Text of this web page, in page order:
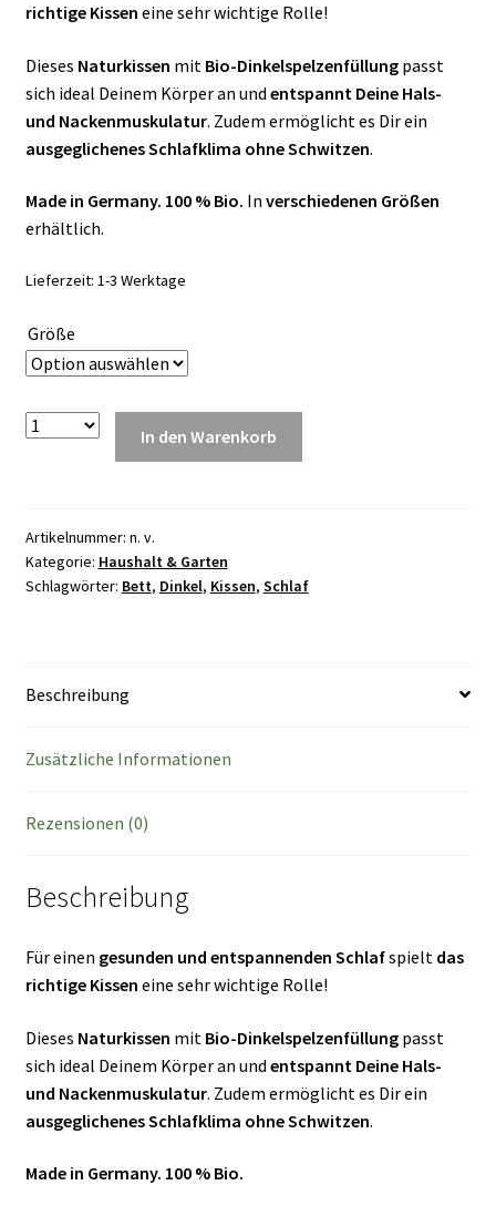
richtige Kissen eine sehr wichtige Rolle!
Dieses Naturkissen mit Bio-Dinkelspelzenfüllungpasst
sich ideal Deinem Körper an und entspannt Deine Hals-
und Nackenmuskulatur. Zudem ermöglicht es Dir ein
ausgeglichenes Schlafklima ohne Schwitzen.
Made in Germany. 100 % Bio. In verschiedenen Größen
erhältlich.
Lieferzeit: 1-3 Werktage
Größe
Anzahl
In den Warenkorb
Artikelnummer: n. v.
Kategorie: Haushalt & Garten
Schlagwörter: Bett, Dinkel, Kissen, Schlaf
Beschreibung
Zusätzliche Informationen
Rezensionen (0)
Beschreibung
Für einen gesunden und entspannenden Schlafspielt das
richtige Kissen eine sehr wichtige Rolle!
Dieses Naturkissen mit Bio-Dinkelspelzenfüllungpasst
sich ideal Deinem Körper an und entspannt Deine Hals-
und Nackenmuskulatur. Zudem ermöglicht es Dir ein
ausgeglichenes Schlafklima ohne Schwitzen.
Made in Germany. 100 % Bio.